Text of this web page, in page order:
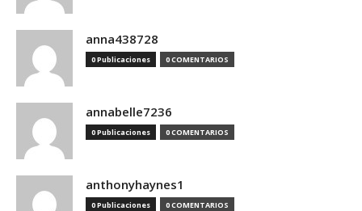
anna438728
0 Publicaciones 0 COMENTARIOS
annabelle7236
0 Publicaciones 0 COMENTARIOS
anthonyhaynes1
0 Publicaciones 0 COMENTARIOS